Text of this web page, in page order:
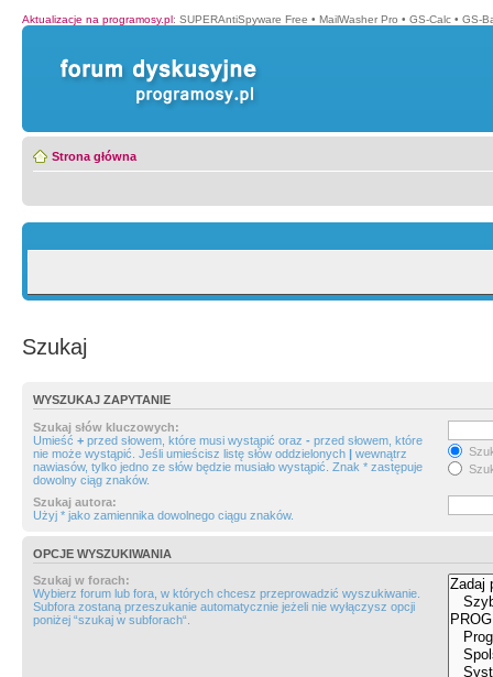
Aktualizacje na programosy.pl: SUPERAntiSpyware Free • MailWasher Pro • GS-Calc • GS-
Strona główna
Szukaj
WYSZUKAJ ZAPYTANIE
Szukaj słów kluczowych:
Umieść + przed słowem, które musi wystąpić oraz - przed słowem, które
nie może wystąpić. Jeśli umieścisz listę słów oddzielonych | wewnątrz
nawiasów, tylko jedno ze słów będzie musiało wystąpić. Znak * zastępuje
dowolny ciąg znaków.
Szukaj autora:
Użyj * jako zamiennika dowolnego ciągu znaków.
OPCJE WYSZUKIWANIA
Szukaj w forach:
Wybierz forum lub fora, w których chcesz przeprowadzić wyszukiwanie.
Subfora zostaną przeszukanie automatycznie jeżeli nie wyłączysz opcji
poniżej “szukaj w subforach“.